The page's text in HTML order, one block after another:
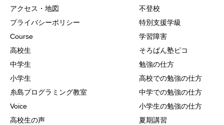
アクセス・地図
プライバシーポリシー
Course
高校生
中学生
小学生
糸島プログラミング教室
Voice
高校生の声
不登校
特別支援学級
学習障害
そろばん塾ピコ
勉強の仕方
高校での勉強の仕方
中学での勉強の仕方
小学生の勉強の仕方
夏期講習